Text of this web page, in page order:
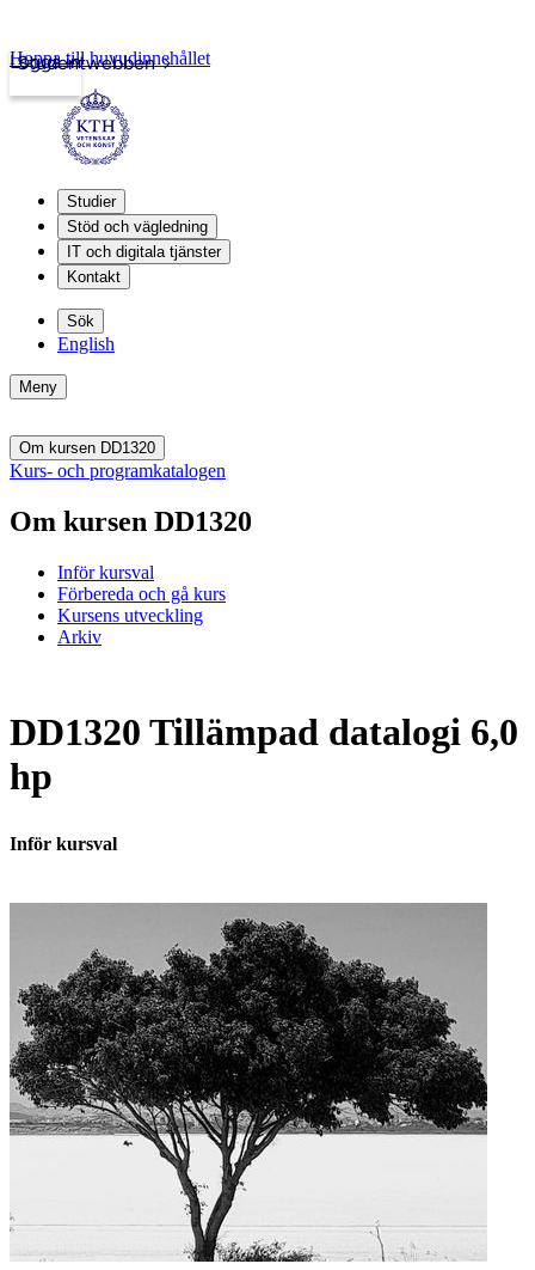
Studentwebben
Logga in
Hoppa till huvudinnehållet
Studier
Stöd och vägledning
IT och digitala tjänster
Kontakt
Sök
English
Meny
Om kursen DD1320
Kurs- och programkatalogen
Om kursen DD1320
Inför kursval
Förbereda och gå kurs
Kursens utveckling
Arkiv
DD1320 Tillämpad datalogi 6,0
hp
Inför kursval